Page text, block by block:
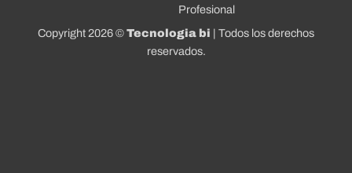
Copyright 2026 ©Tecnologia bi | Todos los derechos
reservados.